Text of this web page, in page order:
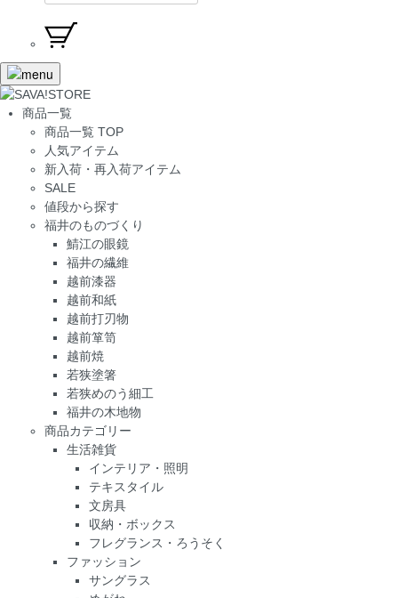
商品一覧
商品一覧 TOP
人気アイテム
新入荷・再入荷アイテム
SALE
値段から探す
福井のものづくり
鯖江の眼鏡
福井の繊維
越前漆器
越前和紙
越前打刃物
越前箪笥
越前焼
若狭塗箸
若狭めのう細工
福井の木地物
商品カテゴリー
生活雑貨
インテリア・照明
テキスタイル
文房具
収納・ボックス
フレグランス・ろうそく
ファッション
サングラス